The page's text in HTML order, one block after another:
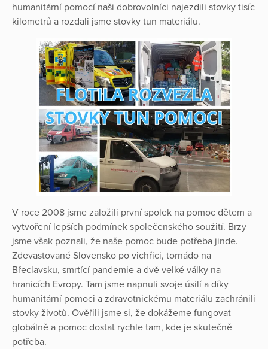
humanitární pomocí naši dobrovolníci najezdili stovky tisíc
kilometrů a rozdali jsme stovky tun materiálu.
V roce 2008 jsme založili první spolek na pomoc dětem a
vytvoření lepších podmínek společenského soužití. Brzy
jsme však poznali, že naše pomoc bude potřeba jinde.
Zdevastované Slovensko po vichřici, tornádo na
Břeclavsku, smrtící pandemie a dvě velké války na
hranicích Evropy. Tam jsme napnuli svoje úsilí a díky
humanitární pomoci a zdravotnickému materiálu zachránili
stovky životů. Ověřili jsme si, že dokážeme fungovat
globálně a pomoc dostat rychle tam, kde je skutečně
potřeba.